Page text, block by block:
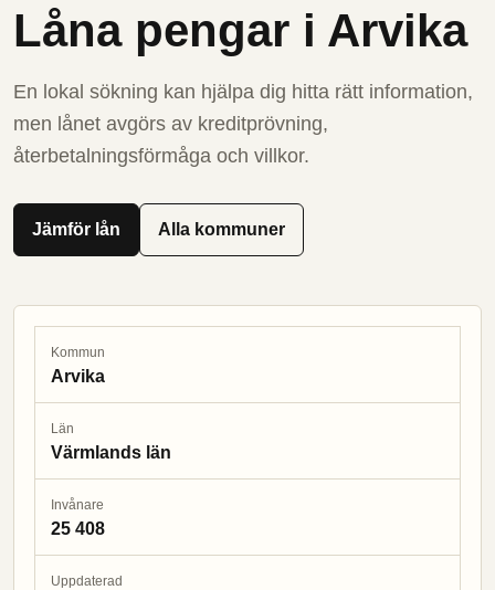
Låna pengar i Arvika
En lokal sökning kan hjälpa dig hitta rätt information,
men lånet avgörs av kreditprövning,
återbetalningsförmåga och villkor.
Jämför lån Alla kommuner
Kommun
Arvika
Län
Värmlands län
Invånare
25 408
Uppdaterad